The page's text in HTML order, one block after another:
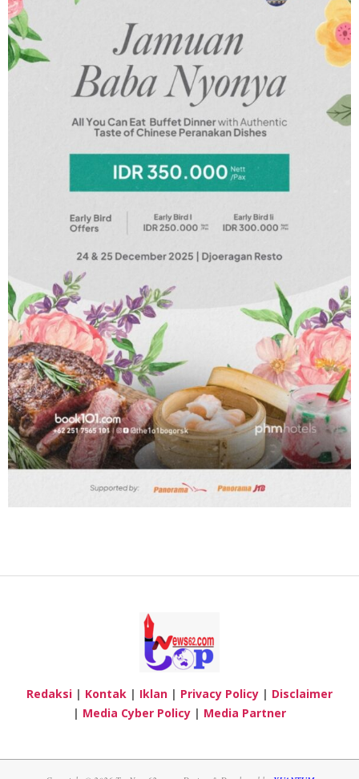
Redaksi | Kontak | Iklan | Privacy Policy | Disclaimer
| Media Cyber Policy | Media Partner